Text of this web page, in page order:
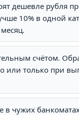
дешевле рубля
10% в одной
счётом.
или только при
чужих